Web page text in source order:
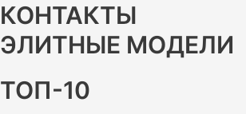
КОНТАКТЫ
ЭЛИТНЫЕ МОДЕЛИ
ТОП-10